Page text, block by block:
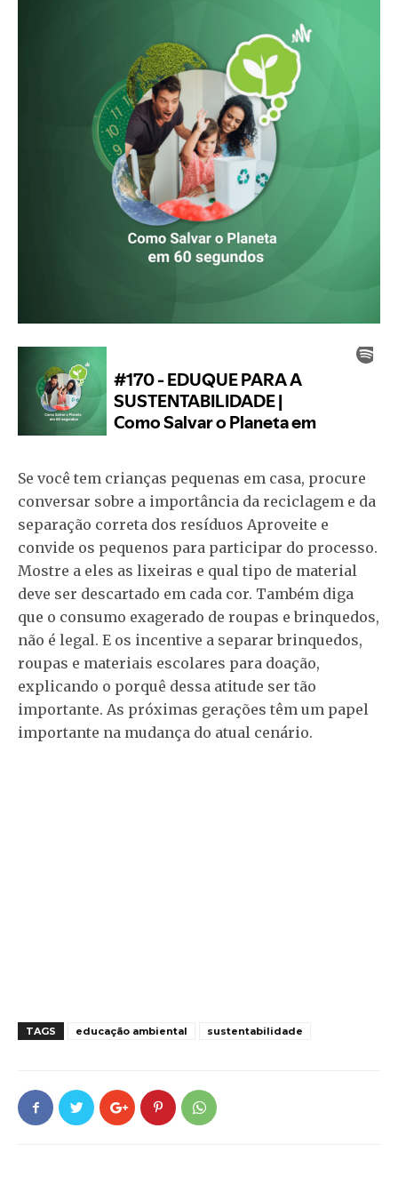
Se você tem crianças pequenas em casa, procure
conversar sobre a importância da reciclagem e da
separação correta dos resíduos Aproveite e
convide os pequenos para participar do processo.
Mostre a eles as lixeiras e qual tipo de material
deve ser descartado em cada cor. Também diga
que o consumo exagerado de roupas e brinquedos,
não é legal. E os incentive a separar brinquedos,
roupas e materiais escolares para doação,
explicando o porquê dessa atitude ser tão
importante. As próximas gerações têm um papel
importante na mudança do atual cenário.
TAGS educação ambiental sustentabilidade